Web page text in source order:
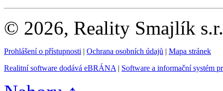
© 2026, Reality Smajlík
Prohlášení o přístupnosti | Ochrana osobních údajů | Mapa stránek
Realitní software dodává eBRÁNA | Software a informační systém